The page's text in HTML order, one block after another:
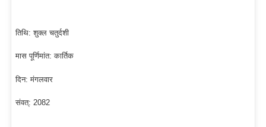
तिथि: शुक्ल चतुर्दशी
मास पूर्णिमांत: कार्तिक
दिन: मंगलवार
संवत्: 2082